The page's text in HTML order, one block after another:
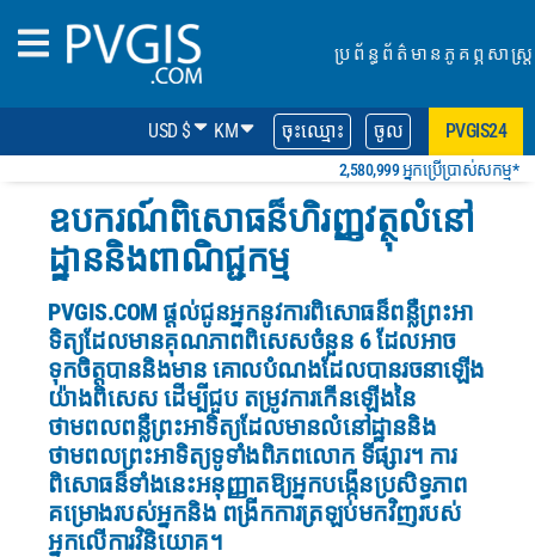
ប្រព័ន្ធព័ត៌មានភូគព្ភសាស្ត្រ
USD $ KM ចុះឈ្មោះ ចូល PVGIS24
2,580,999 អ្នកប្រើប្រាស់សកម្ម*
ឧបករណ៍ពិសោធន៏ហិរញ្ញវត្ថុលំនៅ
ដ្ឋាននិងពាណិជ្ជកម្ម
PVGIS.COMផ្តល់ជូនអ្នកនូវការពិសោធន៏ពន្លឺព្រះអា
ទិត្យដែលមានគុណភាពពិសេសចំនួន 6 ដែលអាច
ទុកចិត្តបាននិងមាន គោលបំណងដែលបានរចនាឡើង
យ៉ាងពិសេស ដើម្បីជួប តម្រូវការកើនឡើងនៃ
ថាមពលពន្លឺព្រះអាទិត្យដែលមានលំនៅដ្ឋាននិង
ថាមពលព្រះអាទិត្យទូទាំងពិភពលោក ទីផ្សារ។ ការ
ពិសោធន៏ទាំងនេះអនុញ្ញាតឱ្យអ្នកបង្កើនប្រសិទ្ធភាព
គម្រោងរបស់អ្នកនិង ពង្រីកការត្រឡប់មកវិញរបស់
អ្នកលើការវិនិយោគ។